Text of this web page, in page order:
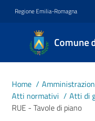
Regione Emilia-Romagna
Comune
Comune
di
Mirandola
1597
Home /
Atti normativi / Atti di
RUE - Tavole di piano